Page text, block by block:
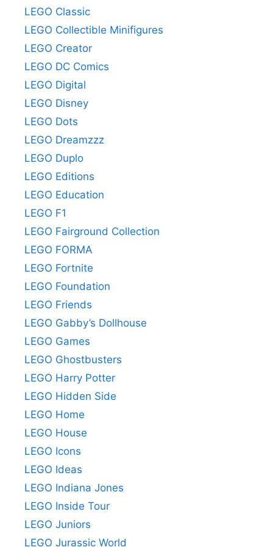
LEGO Classic
LEGO Collectible Minifigures
LEGO Creator
LEGO DC Comics
LEGO Digital
LEGO Disney
LEGO Dots
LEGO Dreamzzz
LEGO Duplo
LEGO Editions
LEGO Education
LEGO F1
LEGO Fairground Collection
LEGO FORMA
LEGO Fortnite
LEGO Foundation
LEGO Friends
LEGO Gabby’s Dollhouse
LEGO Games
LEGO Ghostbusters
LEGO Harry Potter
LEGO Hidden Side
LEGO Home
LEGO House
LEGO Icons
LEGO Ideas
LEGO Indiana Jones
LEGO Inside Tour
LEGO Juniors
LEGO Jurassic World